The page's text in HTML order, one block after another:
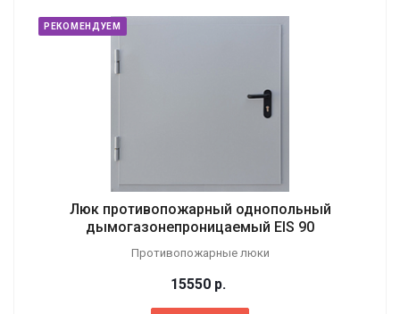
РЕКОМЕНДУЕМ
Люк противопожарный однопольный
дымогазонепроницаемый EIS 90
Противопожарные люки
15550 р.